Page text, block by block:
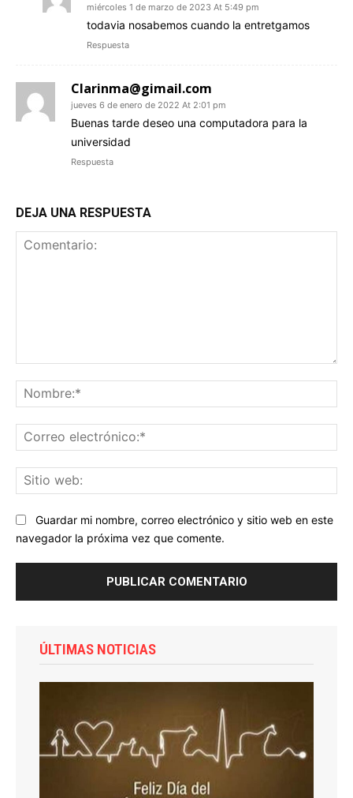
miércoles 1 de marzo de 2023 At 5:49 pm
todavia nosabemos cuando la entretgamos
Respuesta
Clarinma@gimail.com
jueves 6 de enero de 2022 At 2:01 pm
Buenas tarde deseo una computadora para la
universidad
Respuesta
DEJA UNA RESPUESTA
Guardar mi nombre, correo electrónico y sitio web en este
navegador la próxima vez que comente.
ÚLTIMAS NOTICIAS